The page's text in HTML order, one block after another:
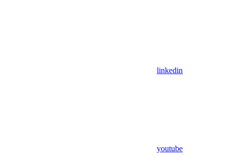
linkedin
youtube